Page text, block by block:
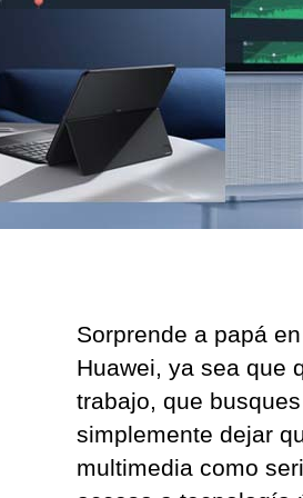
Sorprende a papá
Huawei, ya sea que
trabajo, que
simplemente dejar
multimedia como